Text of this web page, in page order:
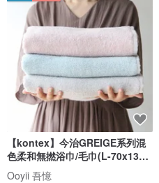
【kontex】今治GREIGE系列混
色柔和無撚浴巾/毛巾(L-70x130
cm)
Ooyii 吾憶